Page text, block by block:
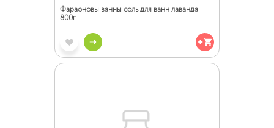
Фараоновы ванны соль для ванн лаванда
800г